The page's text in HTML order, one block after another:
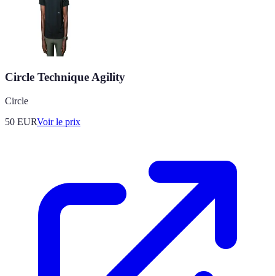
Circle Technique Agility
Circle
50 EURVoir le prix